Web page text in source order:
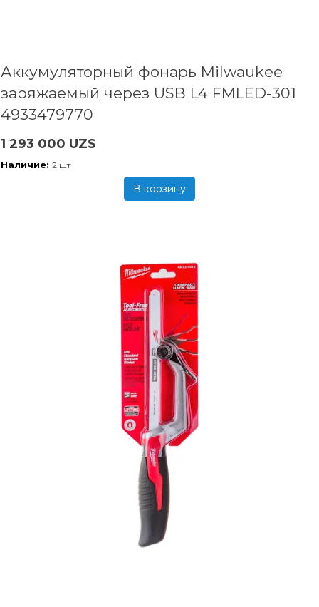
Аккумуляторный фонарь Milwaukee
заряжаемый через USB L4 FMLED-301
4933479770
1 293 000 UZS
Наличие: 2 шт
В корзину